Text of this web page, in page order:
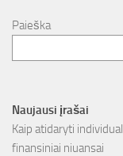
Paieška
Naujausi įrašai
Kaip atidaryti
finansiniai niuansai